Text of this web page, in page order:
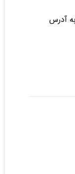
آدرس